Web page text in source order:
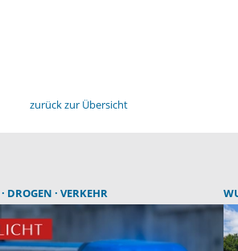
zurück zur Übersicht
DROGEN VERKEHR